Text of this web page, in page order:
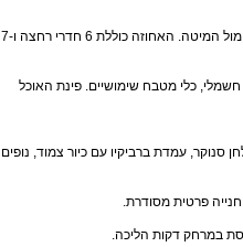
8 חדרי שינה זוגיים נוחים עם מיטה זוגית, מזרן אורתופדי נוח, מיזוג אוויר, שידות, ארון, מסך טלוויזיה וממיר הוט מול המיטה. האחוזה כוללת 6 חדרי רחצה ו-7
במטבח מאובזר עם כיריים חשמליות, מיקרוגל, מקרר גדול, בר מים תמי 4, קומקום חשמלי, כלי מטבח שימושיים. פינת האוכל
סנוקר, עמדת ברביקיו עם כיור צמוד, נופים
פרטית מסודרת.
במרחק דקות הליכה.